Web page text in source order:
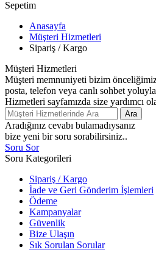
Sepetim
Anasayfa
Müşteri Hizmetleri
Sipariş / Kargo
Müşteri Hizmetleri
Müşteri memnuniyeti bizim
posta, telefon veya canlı sohbet
Hizmetleri sayfamızda size yardımcı
Ara
Aradığınız cevabı bulamadıysanız
bize yeni bir soru sorabilirsiniz..
Soru Sor
Soru Kategorileri
Sipariş / Kargo
İade ve Geri Gönderim İşlemleri
Ödeme
Kampanyalar
Güvenlik
Bize Ulaşın
Sık Sorulan Sorular